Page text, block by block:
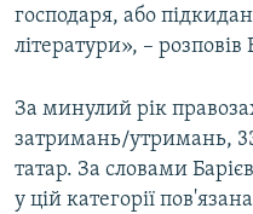
господаря, або
літератури», – розповів
За минулий рік
затримань/утримань,
татар. За словами
у цій категорії